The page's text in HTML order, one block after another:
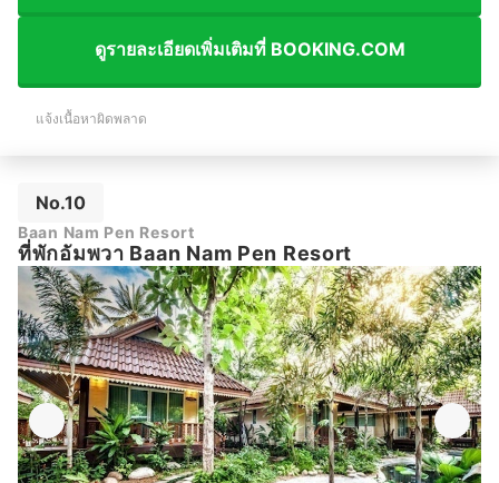
ดูรายละเอียดเพิ่มเติมที่ BOOKING.COM
แจ้งเนื้อหาผิดพลาด
No.10
Baan Nam Pen Resort
ที่พักอัมพวา Baan Nam Pen Resort